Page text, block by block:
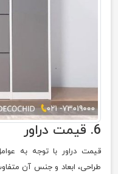
6. قیمت دراور
قیمت دراور با توجه به
طراحی، ابعاد و جنس آن